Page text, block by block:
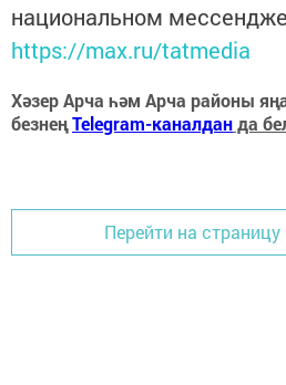
национальном
https://max.ru/tatmedia
Хәзер Арча һәм Арча районы
безнеңTelegram-каналданда
Перейти на страницу